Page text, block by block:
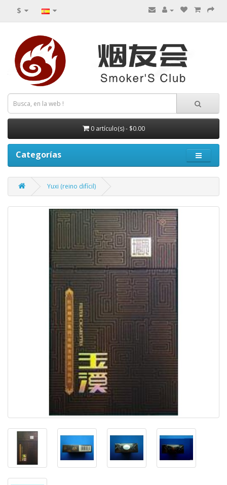
$
0 artículo(s) - $0.00
Categorías
Yuxi (reino difícil)